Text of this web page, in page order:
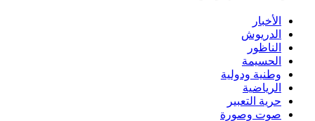
الأخبار
الدريوش
الناظور
الحسيمة
وطنية ودولية
الرياضية
حرية التعبير
صوت وصورة